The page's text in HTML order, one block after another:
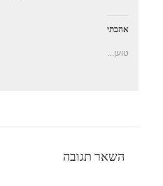
אהבתי
טוען...
השאר תגובה